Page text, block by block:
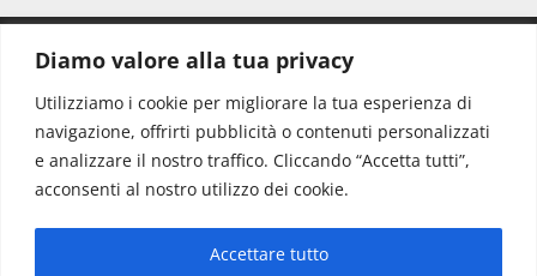
Diamo valore alla tua privacy
Utilizziamo i cookie per migliorare la tua esperienza di
navigazione, offrirti pubblicità o contenuti personalizzati
e analizzare il nostro traffico. Cliccando “Accetta tutti”,
acconsenti al nostro utilizzo dei cookie.
Accettare tutto
Redazione: redazione@www.martinasera.it
Direttore:direttore@www.martinasera.it
Info & Commerciale:info@www.martinasera.it